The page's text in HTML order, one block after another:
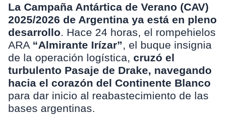
La Campaña Antártica de Verano (CAV)
2025/2026 de Argentina ya está en pleno
desarrollo. Hace 24 horas, el rompehielos
ARA “Almirante Irízar”, el buque insignia
de la operación logística, cruzó el
turbulento Pasaje de Drake, navegando
hacia el corazón del Continente Blanco
para dar inicio al reabastecimiento de las
bases argentinas.